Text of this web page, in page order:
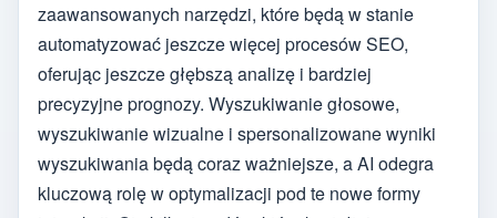
zaawansowanych narzędzi, które będą w stanie
automatyzować jeszcze więcej procesów SEO,
oferując jeszcze głębszą analizę i bardziej
precyzyjne prognozy. Wyszukiwanie głosowe,
wyszukiwanie wizualne i spersonalizowane wyniki
wyszukiwania będą coraz ważniejsze, a AI odegra
kluczową rolę w optymalizacji pod te nowe formy